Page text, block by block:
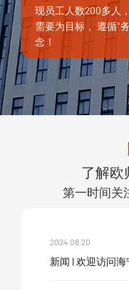
现员工人数200多人
需要为目标， 遵循"
念！
了解欧
第一时间关
2024.08.20
新闻 | 欢迎访问